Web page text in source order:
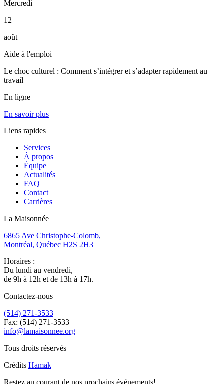
Mercredi
12
août
Aide à l'emploi
Le choc culturel : Comment s’intégrer et s’adapter rapidement au
travail
En ligne
En savoir plus
Liens rapides
Services
À propos
Équipe
Actualités
FAQ
Contact
Carrières
La Maisonnée
6865 Ave Christophe-Colomb,
Montréal, Québec H2S 2H3
Horaires :
Du lundi au vendredi,
de 9h à 12h et de 13h à 17h.
Contactez-nous
(514) 271-3533
Fax: (514) 271-3533
info@lamaisonnee.org
Tous droits réservés
Crédits Hamak
Restez au courant de nos prochains événements!